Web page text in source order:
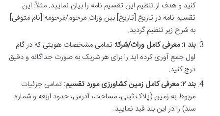
کنید و هدف از تنظیم این تقسیم نامه را بیان نمایید. مثلاً: این
تقسیم نامه در تاریخ [تاریخ] بین وراث مرحوم/مرحومه [نام متوفی]
به شرح زیر تنظیم گردید.
بند ۱: معرفی کامل وراث/شرکا:
تمامی مشخصات هویتی که در گام
اول جمع آوری کرده اید را برای هر شریک به صورت جداگانه و دقیق
درج کنید.
بند ۲: معرفی کامل زمین کشاورزی مورد تقسیم:
تمامی جزئیات
مربوط به زمین (پلاک ثبتی، مساحت، آدرس، حدود اربعه و شماره
سند) را در این بند قید نمایید.